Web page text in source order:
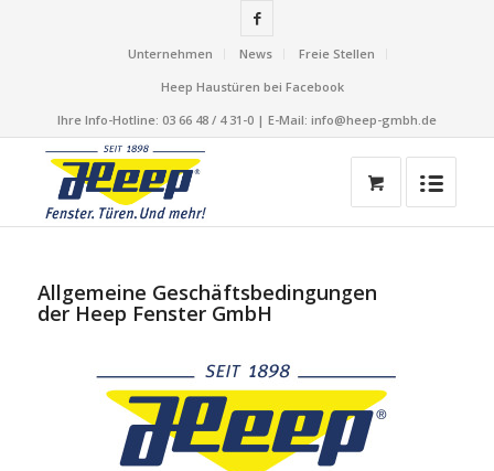
Unternehmen News
Freie Stellen
Heep Haustüren bei Facebook
Ihre Info-Hotline: 03 66 48 / 4 31-0 | E-Mail: info@heep-gmbh.de
Allgemeine Geschäftsbedingungen
der Heep Fenster GmbH